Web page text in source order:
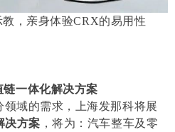
，亲身体验CRX的易用性
链一体化解决方案
域的需求，上海发那科将展
决方案 ，将为：汽车整车及零